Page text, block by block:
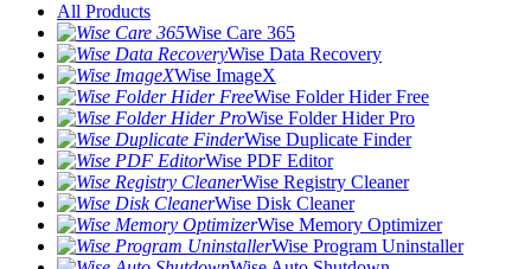
All Products
Wise Care 365
Wise Data Recovery
Wise ImageX
Wise Folder Hider Free
Wise Folder Hider Pro
Wise Duplicate Finder
Wise PDF Editor
Wise Registry Cleaner
Wise Disk Cleaner
Wise Memory Optimizer
Wise Program Uninstaller